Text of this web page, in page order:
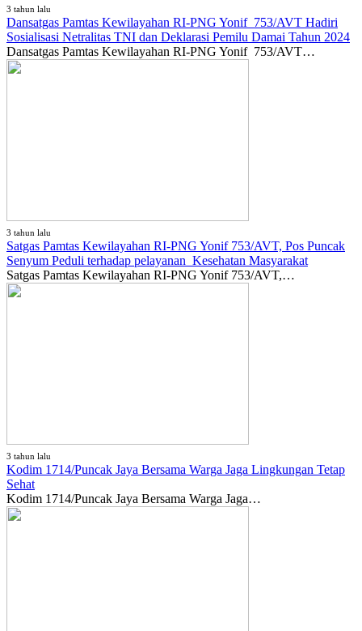
3 tahun lalu
Dansatgas Pamtas Kewilayahan RI-PNG Yonif 753/AVT Hadiri
Sosialisasi Netralitas TNI dan Deklarasi Pemilu Damai Tahun 2024
Dansatgas Pamtas Kewilayahan RI-PNG Yonif 753/AVT…
3 tahun lalu
Satgas Pamtas Kewilayahan RI-PNG Yonif 753/AVT, Pos Puncak
Senyum Peduli terhadap pelayanan Kesehatan Masyarakat
Satgas Pamtas Kewilayahan RI-PNG Yonif 753/AVT,…
3 tahun lalu
Kodim 1714/Puncak Jaya Bersama Warga Jaga Lingkungan Tetap
Sehat
Kodim 1714/Puncak Jaya Bersama Warga Jaga…